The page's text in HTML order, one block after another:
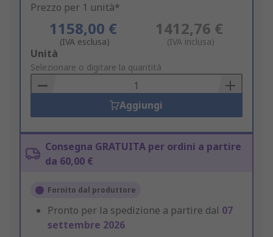
Prezzo per 1 unità*
1158,00 €
(IVA esclusa)
1412,76 €
(IVA inclusa)
Add
to
Basket
Unità
Selezionare o digitare la quantità
Aggiungi
Consegna GRATUITA per ordini a partire
da 60,00 €
Fornito dal produttore
Pronto per la spedizione a partire dal 07
settembre 2026